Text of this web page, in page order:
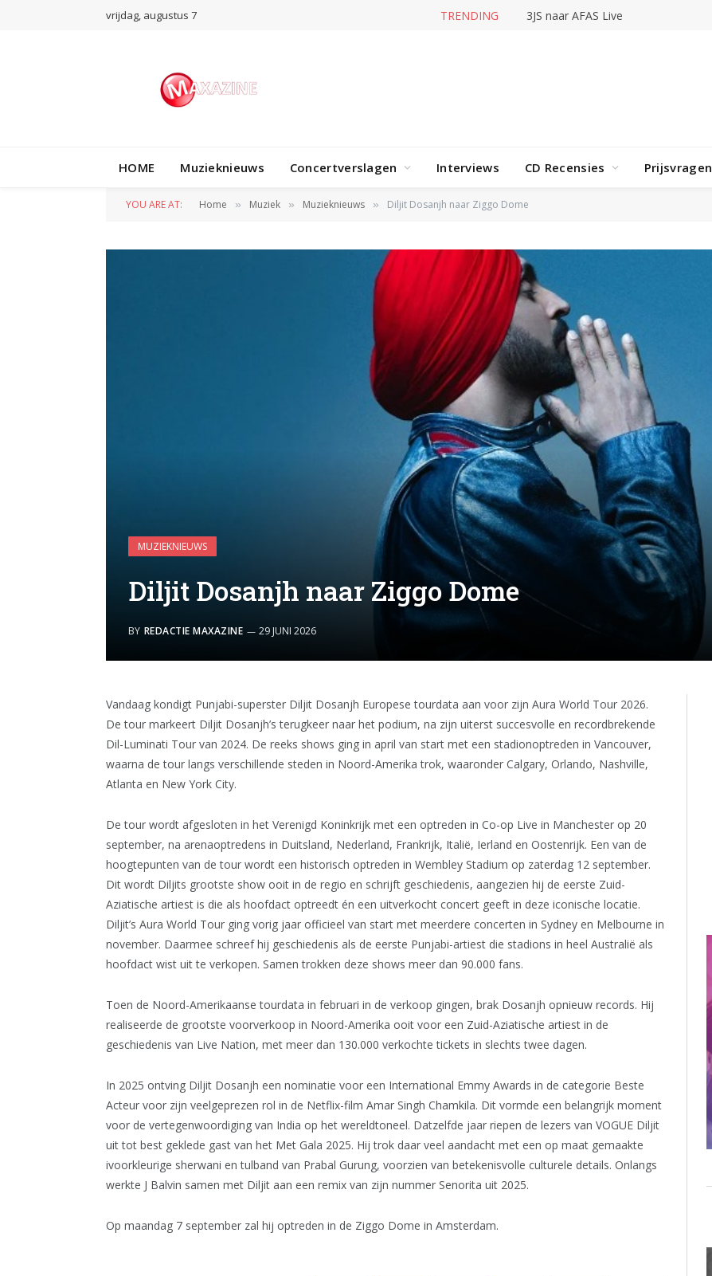
vrijdag, augustus 7 TRENDING 3JS naar AFAS Live
HOME Muzieknieuws Concertverslagen Interviews CD Recensies Prijsvragen
YOU ARE AT: Home » Muziek » Muzieknieuws » Diljit Dosanjh naar Ziggo Dome
MUZIEKNIEUWS
Diljit Dosanjh naar Ziggo Dome
BY REDACTIE MAXAZINE 29 JUNI 2026
Vandaag kondigt Punjabi-superster Diljit Dosanjh Europese tourdata aan voor zijn Aura World Tour 2026.
De tour markeert Diljit Dosanjh’s terugkeer naar het podium, na zijn uiterst succesvolle en recordbrekende
Dil-Luminati Tour van 2024. De reeks shows ging in april van start met een stadionoptreden in Vancouver,
waarna de tour langs verschillende steden in Noord-Amerika trok, waaronder Calgary, Orlando, Nashville,
Atlanta en New York City.
De tour wordt afgesloten in het Verenigd Koninkrijk met een optreden in Co-op Live in Manchester op 20
september, na arenaoptredens in Duitsland, Nederland, Frankrijk, Italië, Ierland en Oostenrijk. Een van de
hoogtepunten van de tour wordt een historisch optreden in Wembley Stadium op zaterdag 12 september.
Dit wordt Diljits grootste show ooit in de regio en schrijft geschiedenis, aangezien hij de eerste Zuid-
Aziatische artiest is die als hoofdact optreedt én een uitverkocht concert geeft in deze iconische locatie.
Diljit’s Aura World Tour ging vorig jaar officieel van start met meerdere concerten in Sydney en Melbourne in
november. Daarmee schreef hij geschiedenis als de eerste Punjabi-artiest die stadions in heel Australië als
hoofdact wist uit te verkopen. Samen trokken deze shows meer dan 90.000 fans.
Toen de Noord-Amerikaanse tourdata in februari in de verkoop gingen, brak Dosanjh opnieuw records. Hij
realiseerde de grootste voorverkoop in Noord-Amerika ooit voor een Zuid-Aziatische artiest in de
geschiedenis van Live Nation, met meer dan 130.000 verkochte tickets in slechts twee dagen.
In 2025 ontving Diljit Dosanjh een nominatie voor een International Emmy Awards in de categorie Beste
Acteur voor zijn veelgeprezen rol in de Netflix-film Amar Singh Chamkila. Dit vormde een belangrijk moment
voor de vertegenwoordiging van India op het wereldtoneel. Datzelfde jaar riepen de lezers van VOGUE Diljit
uit tot best geklede gast van het Met Gala 2025. Hij trok daar veel aandacht met een op maat gemaakte
ivoorkleurige sherwani en tulband van Prabal Gurung, voorzien van betekenisvolle culturele details. Onlangs
werkte J Balvin samen met Diljit aan een remix van zijn nummer Senorita uit 2025.
Op maandag 7 september zal hij optreden in de Ziggo Dome in Amsterdam.